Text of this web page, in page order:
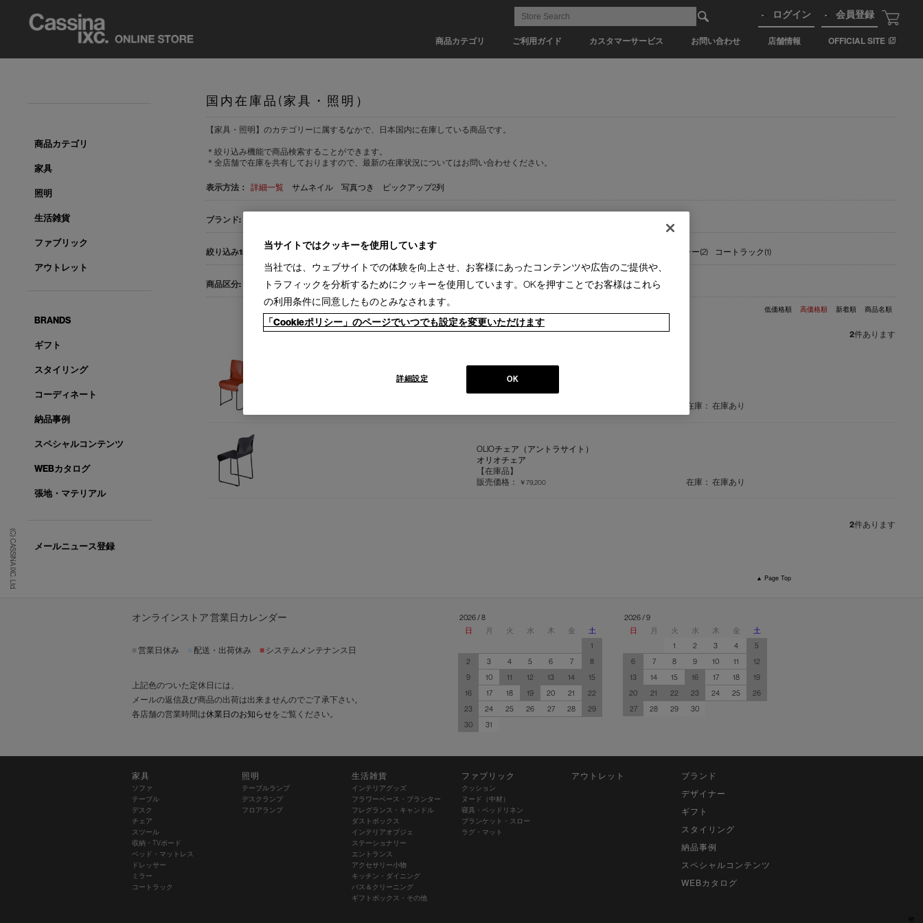
商品カテゴリ ご利用ガイド カスタマーサービス お問い合わせ 店舗情報 OFFICIAL SITE
ログイン 会員登録
(C) CASSINA IXC. Ltd.
国内在庫品(家具・照明）
【家具・照明】のカテゴリーに属するなかで、日本国内に在庫している商品です。
＊絞り込み機能で商品検索することができます。
＊全店舗で在庫を共有しておりますので、最新の在庫状況についてはお問い合わせください。
表示方法： 詳細一覧 サムネイル 写真つき ピックアップ2列
すべて サイドテーブル(2) デザインチェア(2) ワークチェア(2) ミラー(2) コートラック(1)
すべて 国内在庫品(2) 【納期 1-2週間】(2)
低価格順 高価格順 新着順 商品名順
2件あります
オリオチェア
【在庫品】
在庫： 在庫あり
OLIOチェア（アントラサイト）
オリオチェア
【在庫品】
販売価格：
￥79,200 在庫： 在庫あり
2件あります
商品カテゴリ
家具
照明
生活雑貨
ファブリック
アウトレット
BRANDS
ギフト
スタイリング
コーディネート
納品事例
スペシャルコンテンツ
WEBカタログ
張地・マテリアル
メールニュース登録
▲ Page Top
オンラインストア 営業日カレンダー
営業日休み 配送・出荷休み ■ システムメンテナンス日
上記色のついた定休日には、
メールの返信及び商品の出荷は出来ませんのでご了承下さい。
各店舗の営業時間は休業日のお知らせをご覧ください。
2026 / 8
日
月 火 水 木 金
土
1
2
3 4 5 6 7
8
9
10 11 12 13 14
15
16
17 18 19 20 21
22
23
24 25 26 27 28
29
30
31
2026 / 9
日
月 火 水 木 金
土
1
2 3 4
5
6
7 8 9 10 11
12
13
14 15 16 17 18
19
20
21 22 23 24 25
26
27
28 29 30
家具
ソファ
テーブル
デスク
チェア
スツール
収納・TVボード
ベッド・マットレス
ドレッサー
ミラー
コートラック
照明
テーブルランプ
デスクランプ
フロアランプ
生活雑貨
インテリアグッズ
フラワーベース・プランター
フレグランス・キャンドル
ダストボックス
インテリアオブジェ
ステーショナリー
エントランス
アクセサリー小物
キッチン・ダイニング
バス＆クリーニング
ギフトボックス・その他
ファブリック
クッション
ヌード（中材）
寝具・ベッドリネン
ブランケット・スロー
ラグ・マット
アウトレット
ブランド
デザイナー
ギフト
スタイリング
納品事例
スペシャルコンテンツ
WEBカタログ
当サイトではクッキーを使用しています
当社では、ウェブサイトでの体験を向上させ、お客様にあったコンテンツや広告のご提供や、
トラフィックを分析するためにクッキーを使用しています。OKを押すことでお客様はこれら
の利用条件に同意したものとみなされます。
「Cookieポリシー」のページでいつでも設定を変更いただけます
OK
詳細設定